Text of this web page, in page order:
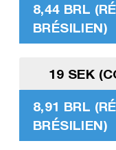
8,44 BRL
BRÉSILIEN)
19 SEK
8,91 BRL
BRÉSILIEN)